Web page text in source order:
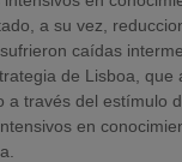
a su vez,
caídas
de Lisboa,
a través del
en